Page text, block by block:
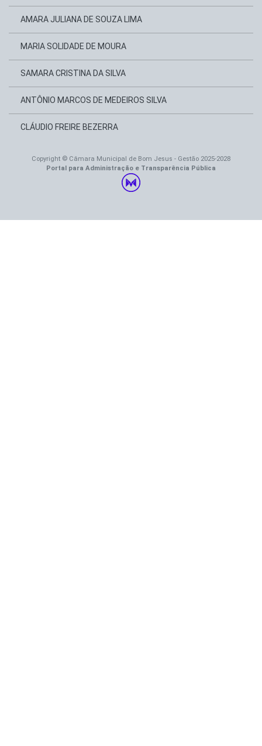
AMARA JULIANA DE SOUZA LIMA
MARIA SOLIDADE DE MOURA
SAMARA CRISTINA DA SILVA
ANTÔNIO MARCOS DE MEDEIROS SILVA
CLÁUDIO FREIRE BEZERRA
Copyright © Câmara Municipal de Bom Jesus - Gestão 2025-2028
Portal para Administração e Transparência Pública